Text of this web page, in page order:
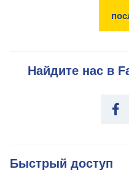
Найдите нас в
Быстрый доступ